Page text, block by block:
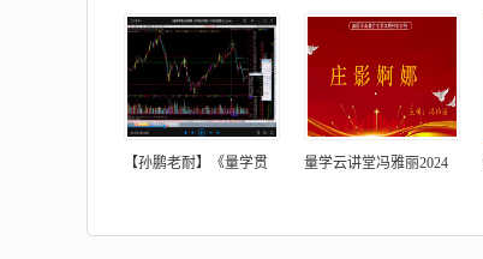
【孙鹏老耐】《量学贯 量学云讲堂冯雅丽2024